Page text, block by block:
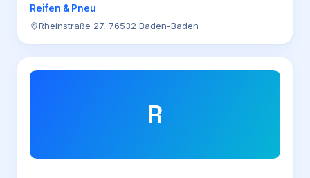
Reifen & Pneu
Rheinstraße 27, 76532 Baden-Baden
R